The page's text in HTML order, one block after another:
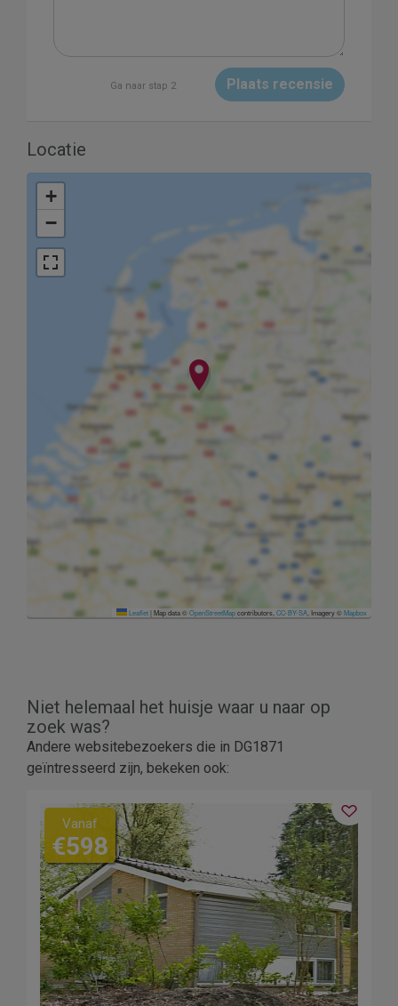
Ga naar stap 2 Plaats recensie
Locatie
+
−
Leaflet|Map data ©OpenStreetMapcontributors,CC-BY-SA, Imagery ©Mapbox
Niet helemaal het huisje waar u naar op
zoek was?
Andere websitebezoekers die in DG1871
geïntresseerd zijn, bekeken ook:
Vanaf
€598